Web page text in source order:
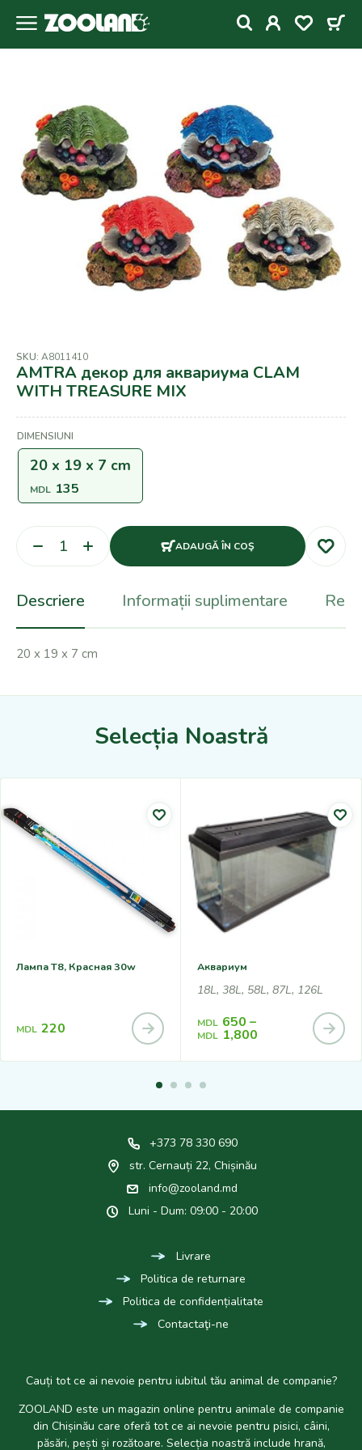
SKU: A8011410
AMTRA декор для аквариума CLAM
WITH TREASURE MIX
DIMENSIUNI
20 x 19 x 7 cm
MDL 135
ADAUGĂ ÎN COŞ
Descriere Informații suplimentare
‎20 x 19 x 7 cm
Selecția Noastră
Лампа T8, Красная 30w
MDL 220
Аквариум
18L, 38L, 58L, 87L, 126L
MDL 650 –
MDL 1,800
+373 78 330 690
str. Cernauți 22, Chișinău
info@zooland.md
Luni - Dum: 09:00 - 20:00
Livrare
Politica de returnare
Politica de confidențialitate
Contactaţi-ne
Cauți tot ce ai nevoie pentru iubitul tău animal de companie?
ZOOLAND este un magazin online pentru animale de companie
din Chișinău care oferă tot ce ai nevoie pentru pisici, câini,
păsări, pești și rozătoare. Selecția noastră include hrană,